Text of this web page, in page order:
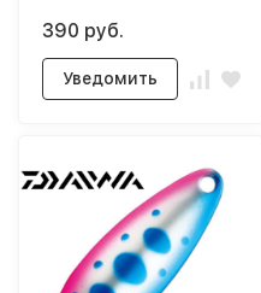
390 руб.
Уведомить